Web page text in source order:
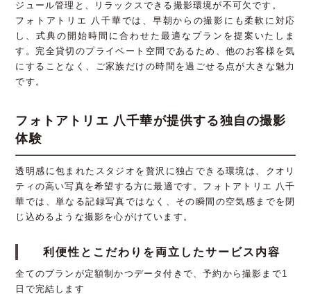
ジュール管理と、リラックスできる撮影環境が不可欠です。
フォトアトリエ 八千華では、早朝からの撮影にも柔軟に対応
し、式典の開始時間に合わせた最適なプランを提案いたしま
す。完全貸切のプライベート空間であるため、他のお客様を気
にすることなく、ご家族だけの時間を過ごせる点が大きな魅力
です。
フォトアトリエ 八千華が提供する独自の撮影
体験
透明感に包まれたスタジオを贅沢に独占できる環境は、クオリ
ティの高い写真を希望する方に最適です。フォトアトリエ 八千
華では、単なる記録写真ではなく、その瞬間の空気感までを閉
じ込めるような撮影を心がけています。
利便性とこだわりを両立したサービス内容
全てのプランが定額制かつデータ付きで、予約から撮影まで1
日で完結します